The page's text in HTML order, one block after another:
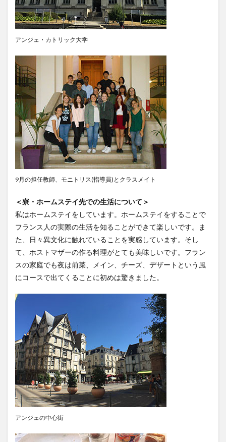
アンジェ・カトリック大学
9月の担任教師、モニトリス(指導員)とクラスメイト
＜寮・ホームステイ先での生活について＞
私はホームステイをしています。ホームステイをすることで
フランス人の実際の生活を知ることができて楽しいです。ま
た、日々異文化に触れていることを実感しています。そし
て、ホストマザーの作る料理がとても美味しいです。フラン
スの家庭でも夜は前菜、メイン、チーズ、デザートという風
にコースで出てくることに初めは驚きました。
アンジェの中心街
ボランティア活動
ライプツィヒ
ライプツィヒ大学附属ドイツ語学校interDaF留学
レポート
ワルシャワ大学留学
中国留学
中国語 交換・私費認定留学
人見杯英語スピーチコンテスト
体験授業
保護者懇談会
優勝 入賞
公開講座
内定者報告会
冬休み 出発
初月レポート
卒業式
卒業生 博物館
受賞
受験生へのメッセージ
台湾
国際・地域研究
国際交流
国際学科
国際学科協定校留学学生
学生の声
学生特集 学科イベント
学食
寮生活 就職活動 履修科目
懇談会
撮影風景
教員からのメッセージ
教員紹介
文化体験
日中韓プログラム
日本
昭和ボストン
昭和ボストン・University留学
昭和女子大学
昭和女子大学国際学部
昭和女子大学国際学部国際学科
時間割
東海大学
淑明女子大学校
淑明女子大学校留学
特別講演
特別講義
現地レポート 産学交流会
留学プログラム
留学レポート
留学体験談
留学出発式
留学生 秋桜祭
秋桜際
箱根湯本
華東師範大学
華東師範大学留学
西江大学校